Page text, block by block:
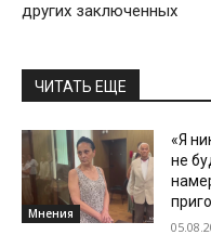
других заключенных
ЧИТАТЬ ЕЩЕ
Мнения
«Я
не